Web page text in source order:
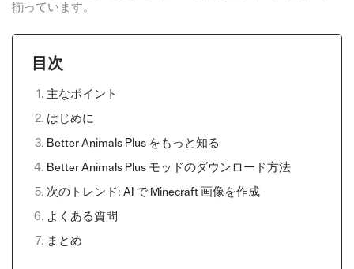
揃っています。
目次
主なポイント
はじめに
Better Animals Plus をもっと知る
Better Animals Plus モッドのダウンロード方法
次のトレンド: AI で Minecraft 画像を作成
よくある質問
まとめ